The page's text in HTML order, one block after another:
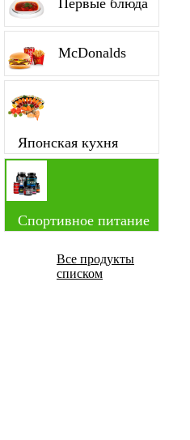
Первые блюда
McDonalds
Японская кухня
Спортивное питание
Все продукты
списком